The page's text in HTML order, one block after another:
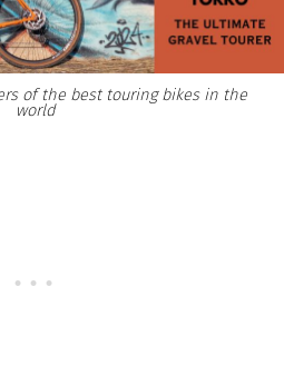
of the best touring bikes in the
world